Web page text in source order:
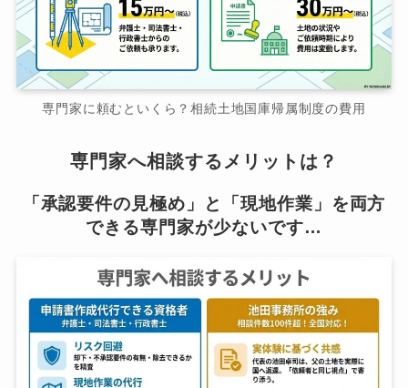
専門家に頼むといくら？相続土地国庫帰属制度の費用
専門家へ相談するメリットは？
「承認要件の見極め」と「現地作業」を両方
できる専門家が少ないです…